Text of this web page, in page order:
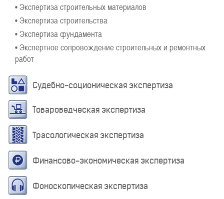
• Экспертиза строительных материалов
• Экспертиза строительства
• Экспертиза фундамента
• Экспертное сопровождение строительных и ремонтных
работ
Судебно-соционическая экспертиза
Товароведческая экспертиза
Трасологическая экспертиза
Финансово-экономическая экспертиза
Фоноскопическая экспертиза